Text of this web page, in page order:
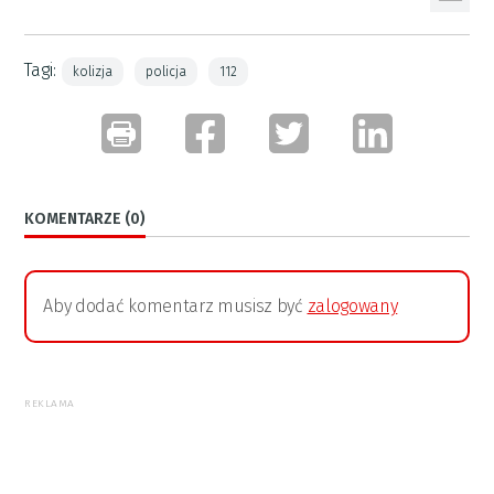
Tagi: kolizja policja 112
KOMENTARZE (0)
Aby dodać komentarz musisz być zalogowany
REKLAMA